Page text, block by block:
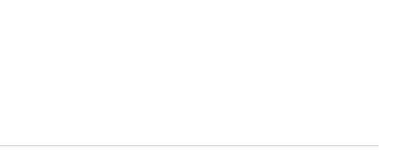
Zivilstandsamt, Erben, Erbenliste